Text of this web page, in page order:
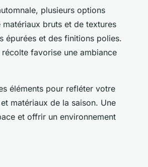
plusieurs options
matériaux bruts et de textures
épurées et des finitions polies.
favorise une ambiance
éléments pour refléter votre
matériaux de la saison. Une
et offrir un environnement